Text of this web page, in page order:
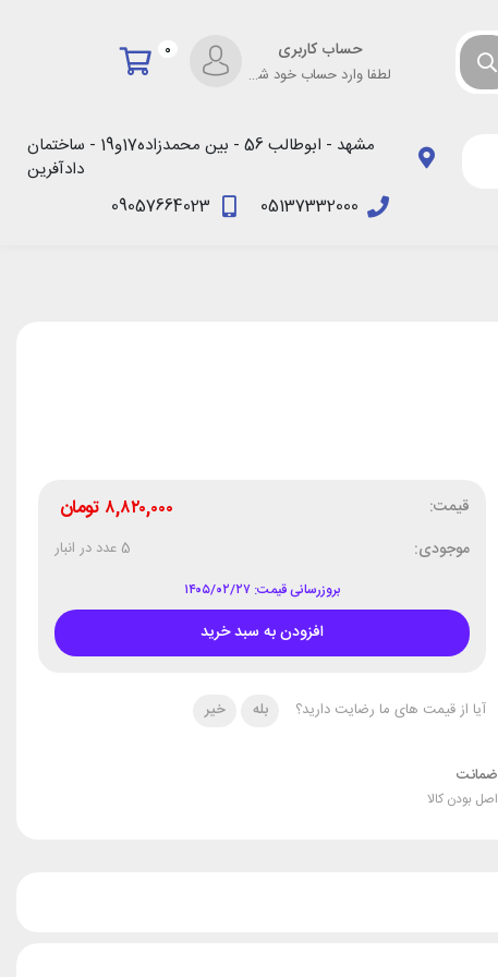
حساب کاربری
لطفا وارد حساب خود شوید!
0
مشهد - ابوطالب 56 - بین محمدزاده17و19 - ساختمان
دادآفرین
05137332000
09057664023
قیمت: تومان ۸,۸۲۰,۰۰۰
موجودی: 5 عدد در انبار
بروزرسانی قیمت: ۱۴۰۵/۰۲/۲۷
افزودن به سبد خرید
آیا از قیمت های ما رضایت دارید؟ بله خیر
ضمانت
اصل بودن کالا